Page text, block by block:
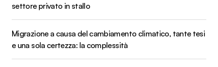
settore privato in stallo
Migrazione a causa del cambiamento climatico, tante tesi
e una sola certezza: la complessità